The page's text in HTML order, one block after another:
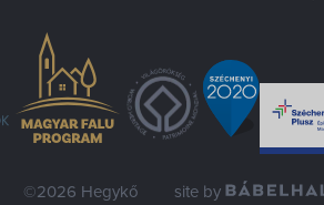
©2026 Hegykő site by